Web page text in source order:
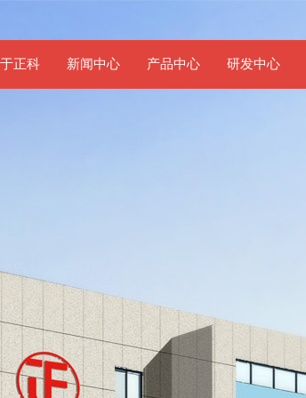
正科 新闻中心 产品中心 研发中心